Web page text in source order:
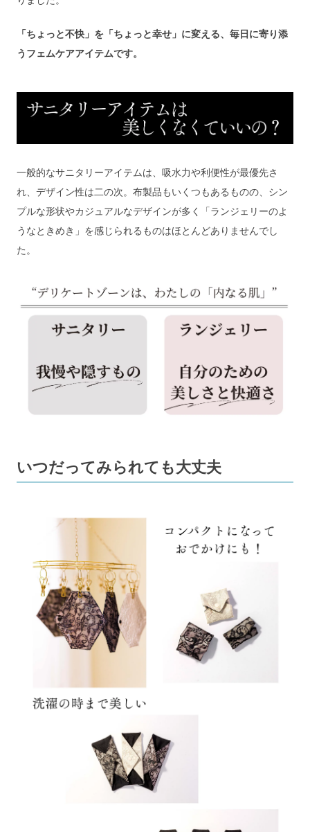
「ちょっと不快」を「ちょっと幸せ」に変える、毎日に寄り添
うフェムケアアイテムです。
一般的なサニタリーアイテムは、吸水力や利便性が最優先さ
れ、デザイン性は二の次。布製品もいくつもあるものの、シン
プルな形状やカジュアルなデザインが多く「ランジェリーのよ
うなときめき」を感じられるものはほとんどありませんでし
た。
いつだってみられても大丈夫